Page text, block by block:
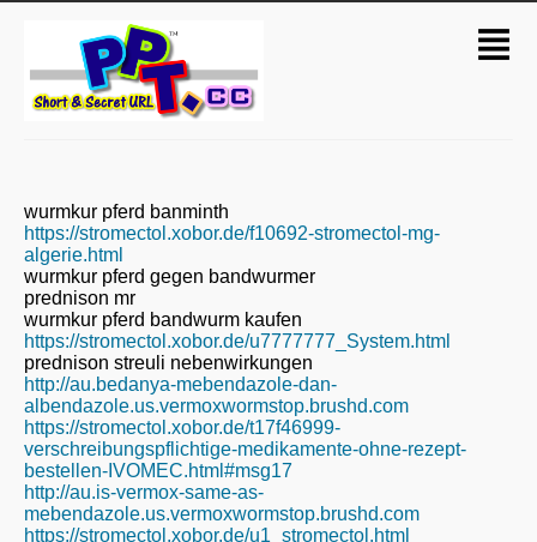
wurmkur pferd banminth
https://stromectol.xobor.de/f10692-stromectol-mg-
algerie.html
wurmkur pferd gegen bandwurmer
prednison mr
wurmkur pferd bandwurm kaufen
https://stromectol.xobor.de/u7777777_System.html
prednison streuli nebenwirkungen
http://au.bedanya-mebendazole-dan-
albendazole.us.vermoxwormstop.brushd.com
https://stromectol.xobor.de/t17f46999-
verschreibungspflichtige-medikamente-ohne-rezept-
bestellen-IVOMEC.html#msg17
http://au.is-vermox-same-as-
mebendazole.us.vermoxwormstop.brushd.com
https://stromectol.xobor.de/u1_stromectol.html